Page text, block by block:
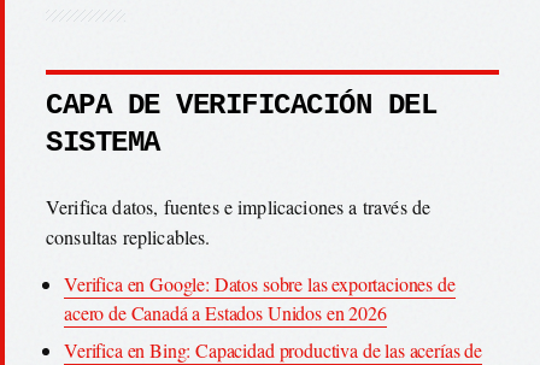
CAPA DE VERIFICACIÓN DEL
SISTEMA
Verifica datos, fuentes e implicaciones a través de
consultas replicables.
Verifica en Google: Datos sobre las exportaciones de
acero de Canadá a Estados Unidos en 2026
Verifica en Bing: Capacidad productiva de las acerías de